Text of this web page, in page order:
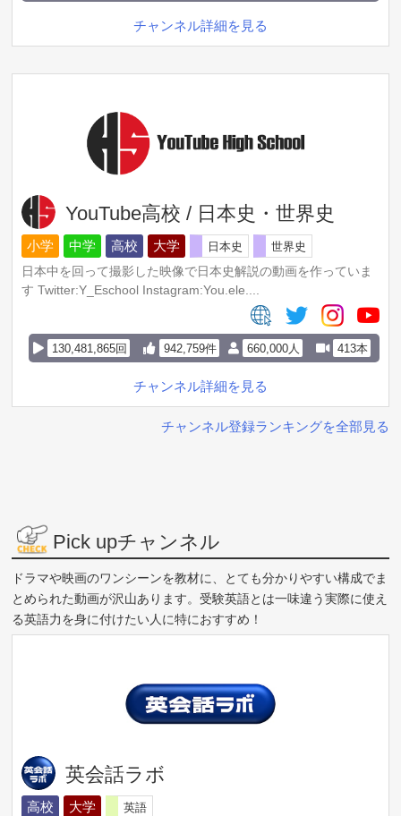
チャンネル詳細を見る
YouTube高校 / 日本史・世界史
小学 中学 高校 大学 日本史
世界史
日本中を回って撮影した映像で日本史解説の動画を作っていま
す Twitter:Y_Eschool Instagram:You.ele....
660,000人 413本
130,481,865回 942,759件
チャンネル詳細を見る
チャンネル登録ランキングを全部見る
Pick upチャンネル
ドラマや映画のワンシーンを教材に、とても分かりやすい構成でま
とめられた動画が沢山あります。受験英語とは一味違う実際に使え
る英語力を身に付けたい人に特におすすめ！
英会話ラボ
高校 大学
英語